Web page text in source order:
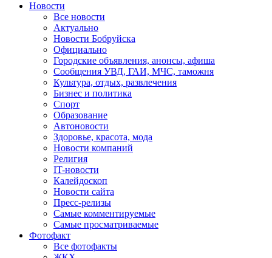
Новости
Все новости
Актуально
Новости Бобруйска
Официально
Городские объявления, анонсы, афиша
Сообщения УВД, ГАИ, МЧС, таможня
Культура, отдых, развлечения
Бизнес и политика
Спорт
Образование
Автоновости
Здоровье, красота, мода
Новости компаний
Религия
IT-новости
Калейдоскоп
Новости сайта
Пресс-релизы
Самые комментируемые
Самые просматриваемые
Фотофакт
Все фотофакты